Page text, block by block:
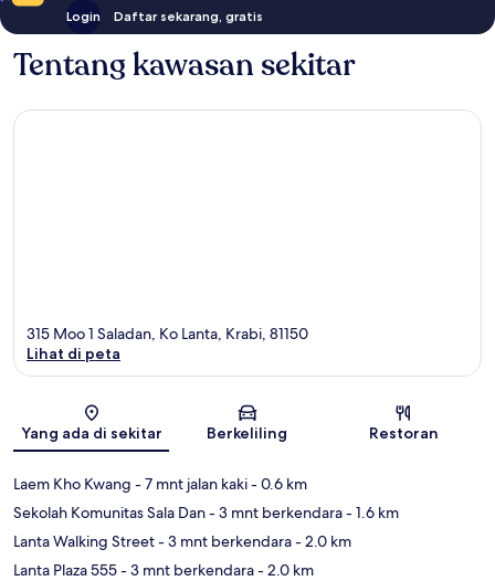
Login Daftar sekarang, gratis
Tentang kawasan sekitar
Peta
315 Moo 1 Saladan, Ko Lanta, Krabi, 81150
Lihat di peta
Yang ada di sekitar Berkeliling Restoran
Laem Kho Kwang - 7 mnt jalan kaki- 0.6 km
Sekolah Komunitas Sala Dan- 3 mnt berkendara- 1.6 km
Lanta Walking Street- 3 mnt berkendara- 2.0 km
Lanta Plaza 555- 3 mnt berkendara- 2.0 km